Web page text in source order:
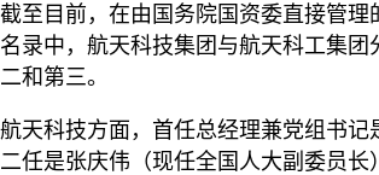
截至目前，在由国务院国资委直接管理
名录中，航天科技集团与航天科工集团
二和第三。
航天科技方面，首任总经理兼党组书记
二任是张庆伟（现任全国人大副委员长